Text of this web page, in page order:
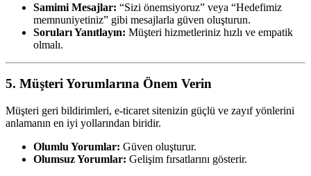
Samimi Mesajlar: “Sizi önemsiyoruz” veya “Hedefimiz
memnuniyetiniz” gibi mesajlarla güven oluşturun.
Soruları Yanıtlayın: Müşteri hizmetleriniz hızlı ve empatik
olmalı.
5. Müşteri Yorumlarına Önem Verin
Müşteri geri bildirimleri, e-ticaret sitenizin güçlü ve zayıf yönlerini
anlamanın en iyi yollarından biridir.
Olumlu Yorumlar: Güven oluşturur.
Olumsuz Yorumlar: Gelişim fırsatlarını gösterir.